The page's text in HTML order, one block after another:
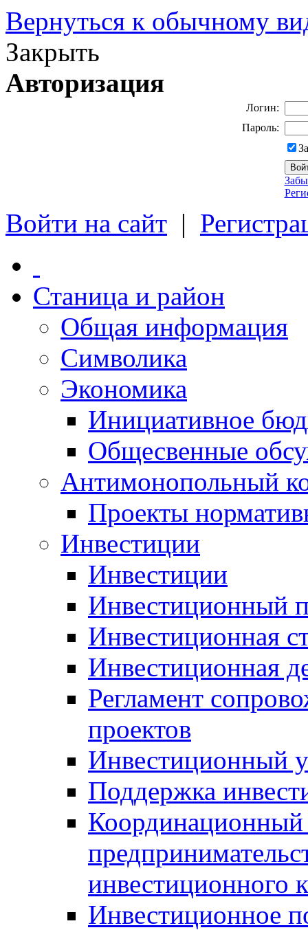
Вернуться к обычному
Закрыть
Авторизация
Логин:
Пароль:
Войти на сайт |
Станица и район
Общая информация
Символика
Экономика
Инициативное
Общесвенные
Антимонопольный
Проекты
Инвестиции
Инвестиции
Инвестиционный
Инвестиционная
Инвестиционная
Регламент
проектов
Инвестиционный
Поддержка
Координационный
инвестиционного
Инвестиционное